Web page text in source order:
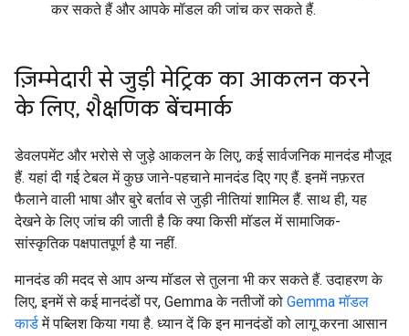
कर सकते हैं और आपके मॉडल की जांच कर सकते हैं.
ज़िम्मेदारी से जुड़ी मेट्रिक का आकलन करने
के लिए, शैक्षणिक बेंचमार्क
डेवलपमेंट और भरोसे से जुड़े आकलन के लिए, कई सार्वजनिक मानदंड मौजूद
हैं. यहां दी गई टेबल में कुछ जाने-पहचाने मानदंड दिए गए हैं. इनमें नफ़रत
फैलाने वाली भाषा और बुरे बर्ताव से जुड़ी नीतियां शामिल हैं. साथ ही, यह
देखने के लिए जांच की जाती है कि क्या किसी मॉडल में सामाजिक-
सांस्कृतिक पक्षपातपूर्ण है या नहीं.
मानदंड की मदद से आप अन्य मॉडल से तुलना भी कर सकते हैं. उदाहरण के
लिए, इनमें से कई मानदंडों पर, Gemma के नतीजों को Gemma मॉडल
कार्डमें पब्लिश किया गया है. ध्यान दें कि इन मानदंडों को लागू करना आसान